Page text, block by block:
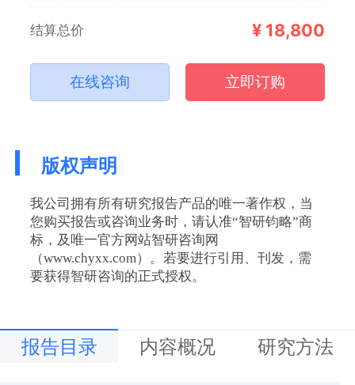
结算总价 ¥ 18,800
在线咨询 立即订购
版权声明
我公司拥有所有研究报告产品的唯一著作权，当
您购买报告或咨询业务时，请认准“智研钧略”商
标，及唯一官方网站智研咨询网
（www.chyxx.com）。若要进行引用、刊发，需
要获得智研咨询的正式授权。
报告目录 内容概况 研究方法